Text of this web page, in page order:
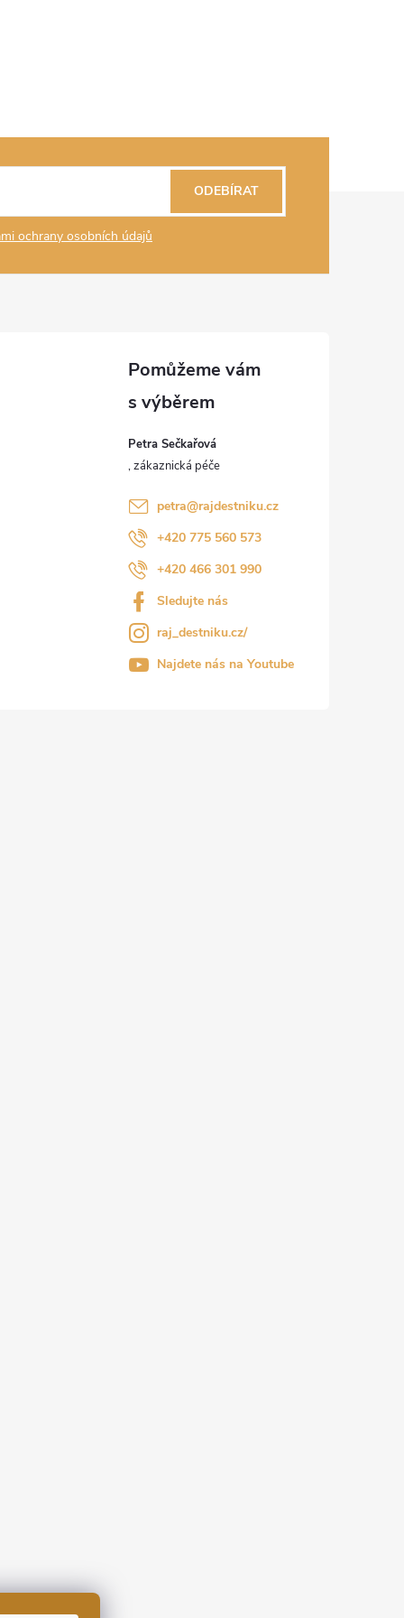
ochrany osobních údajů
ODEBÍRAT
Petra Sečkařová
petra@rajdestniku.cz
+420 775 560 573
+420 466 301 990
Sledujte nás
raj_destniku.cz/
Najdete nás na Youtube